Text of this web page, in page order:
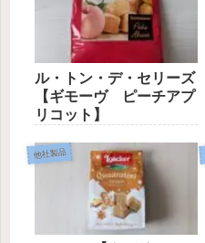
ル・トン・デ・セリーズ
【ギモーヴ ピーチアプ
リコット】
他社製品